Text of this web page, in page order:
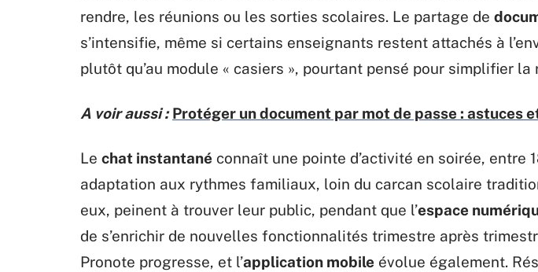
rendre, les réunions ou les sorties scolaires. Le partage de
s’intensifie, même si certains enseignants restent attachés à
plutôt qu’au module « casiers », pourtant pensé pour simplifier la
A voir aussi : Protéger un document par mot de passe : astuces
Le chat instantané connaît une pointe d’activité en soirée, entre
adaptation aux rythmes familiaux, loin du carcan scolaire
eux, peinent à trouver leur public, pendant que l’espace
de s’enrichir de nouvelles fonctionnalités trimestre après
Pronote progresse, et l’application mobile évolue également.